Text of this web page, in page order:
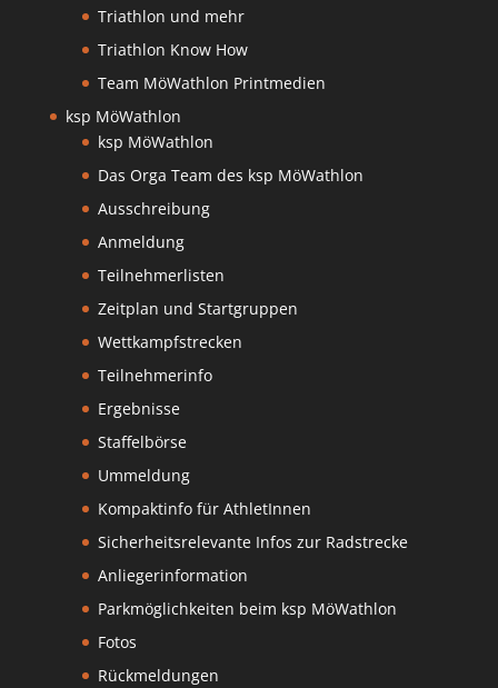
Triathlon und mehr
Triathlon Know How
Team MöWathlon Printmedien
ksp MöWathlon
ksp MöWathlon
Das Orga Team des ksp MöWathlon
Ausschreibung
Anmeldung
Teilnehmerlisten
Zeitplan und Startgruppen
Wettkampfstrecken
Teilnehmerinfo
Ergebnisse
Staffelbörse
Ummeldung
Kompaktinfo für AthletInnen
Sicherheitsrelevante Infos zur Radstrecke
Anliegerinformation
Parkmöglichkeiten beim ksp MöWathlon
Fotos
Rückmeldungen